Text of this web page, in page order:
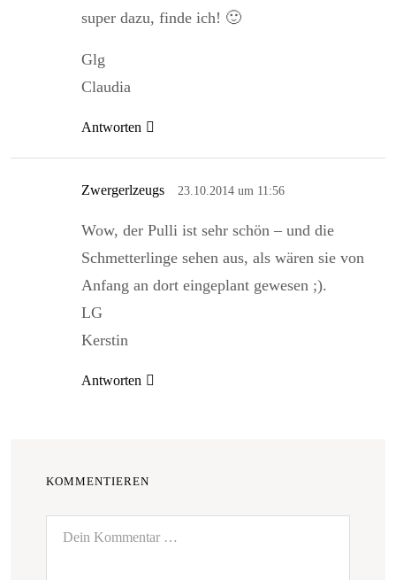
super dazu, finde ich! 🙂
Glg
Claudia
Antworten
Zwergerlzeugs 23.10.2014 um 11:56
Wow, der Pulli ist sehr schön – und die
Schmetterlinge sehen aus, als wären sie von
Anfang an dort eingeplant gewesen ;).
LG
Kerstin
Antworten
KOMMENTIEREN